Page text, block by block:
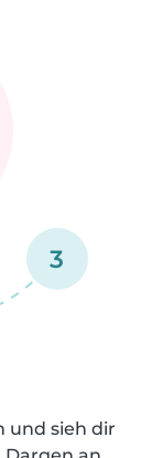
3
und sieh dir